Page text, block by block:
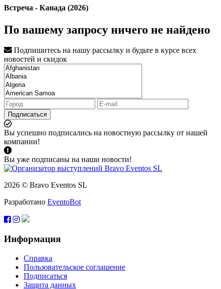
Встреча - Канада (2026)
По вашему запросу ничего не найдено
Подпишитесь на нашу рассылку и будьте в курсе всех
новостей и скидок
Подписаться
Вы успешно подписались на новостную рассылку от нашей
компании!
Вы уже подписаны на наши новости!
2026 © Bravo Eventos SL
Разработано EventoBot
Информация
Справка
Пользовательское соглашение
Подписаться
Защита данных